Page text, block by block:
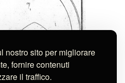
nostro sito per migliorare
fornire contenuti
il traffico.